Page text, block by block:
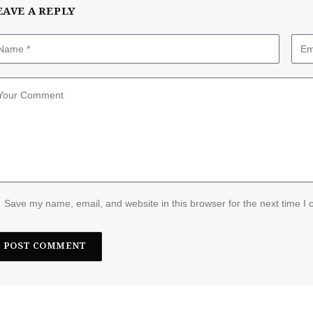
A REPLY
Save my name, email, and website in this browser for the next time I